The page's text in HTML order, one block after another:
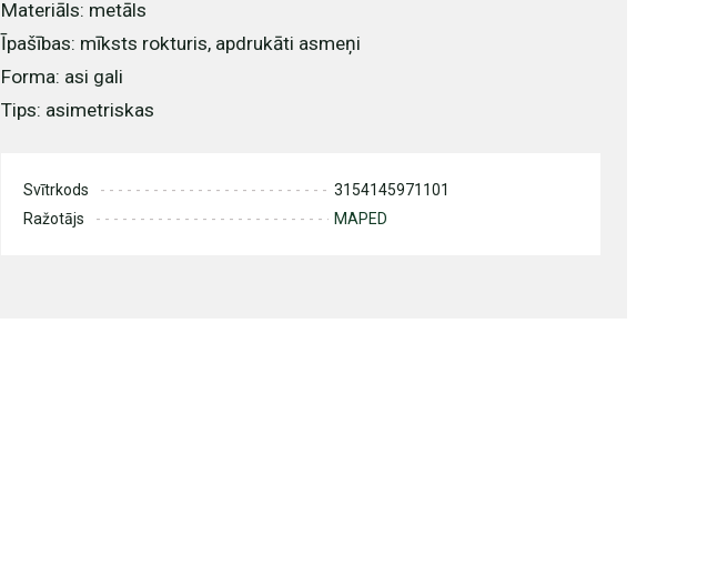
Materiāls: metāls
Īpašības: mīksts rokturis, apdrukāti asmeņi
Forma: asi gali
Tips: asimetriskas
Svītrkods
3154145971101
Ražotājs
MAPED